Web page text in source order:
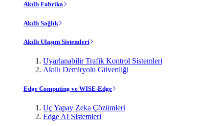
Akıllı Fabrika
Akıllı Sağlık
Akıllı Ulaşım Sistemleri
Uyarlanabilir Trafik Kontrol Sistemleri
Akıllı Demiryolu Güvenliği
Edge Computing ve WISE-Edge
Uç Yapay Zeka Çözümleri
Edge AI Sistemleri